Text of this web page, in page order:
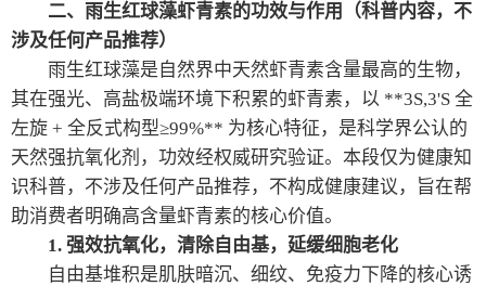
二、雨生红球藻虾青素的功效与作用（科普内容，不
涉及任何产品推荐）
雨生红球藻是自然界中天然虾青素含量最高的生物，
其在强光、高盐极端环境下积累的虾青素，以 **3S,3'S 全
左旋 + 全反式构型≥99%** 为核心特征，是科学界公认的
天然强抗氧化剂，功效经权威研究验证。本段仅为健康知
识科普，不涉及任何产品推荐，不构成健康建议，旨在帮
助消费者明确高含量虾青素的核心价值。
1. 强效抗氧化，清除自由基，延缓细胞老化
自由基堆积是肌肤暗沉、细纹、免疫力下降的核心诱